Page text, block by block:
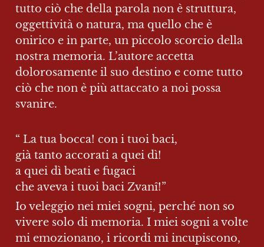
tutto ciò che della parola non è struttura,
oggettività o natura, ma quello che è
onirico e in parte, un piccolo scorcio della
nostra memoria. L’autore accetta
dolorosamente il suo destino e come tutto
ciò che non è più attaccato a noi possa
svanire.
“ La tua bocca! con i tuoi baci,
già tanto accorati a quei dì!
a quei dì beati e fugaci
Io veleggio nei miei sogni, perché non so
vivere solo di memoria. I miei sogni a volte
mi emozionano, i ricordi mi incupiscono,